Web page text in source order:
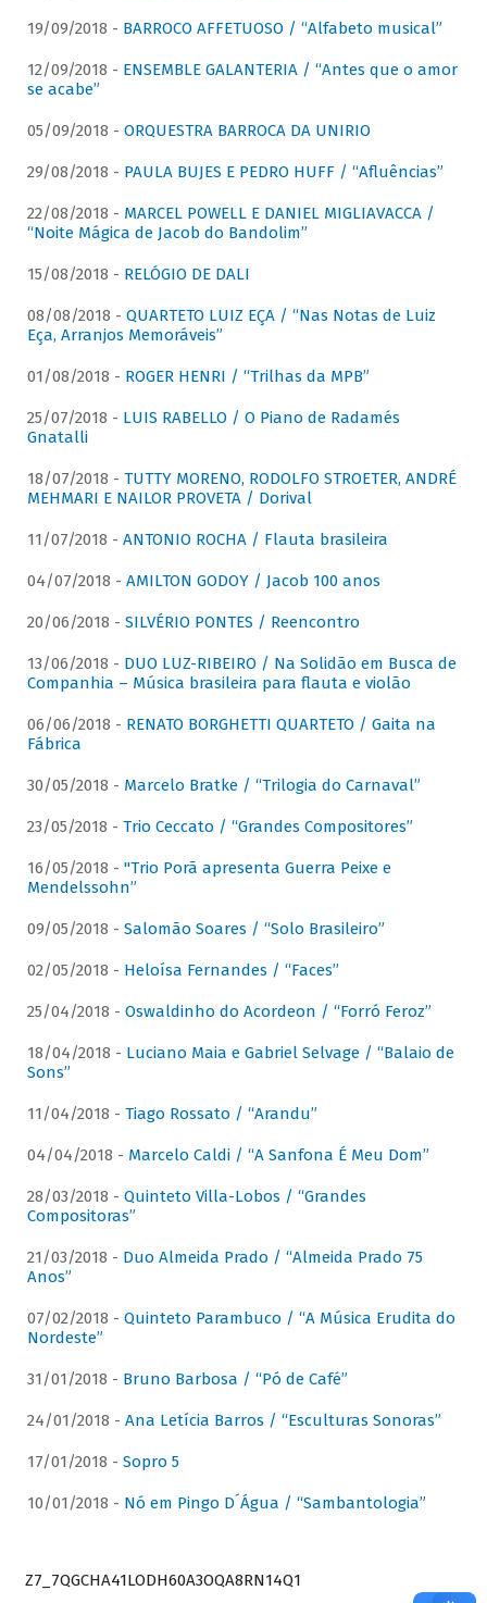
19/09/2018 - BARROCO AFFETUOSO / “Alfabeto musical”
12/09/2018 - ENSEMBLE GALANTERIA / “Antes que o amor
se acabe”
05/09/2018 - ORQUESTRA BARROCA DA UNIRIO
29/08/2018 - PAULA BUJES E PEDRO HUFF / “Afluências”
22/08/2018 - MARCEL POWELL E DANIEL MIGLIAVACCA /
“Noite Mágica de Jacob do Bandolim”
15/08/2018 - RELÓGIO DE DALI
08/08/2018 - QUARTETO LUIZ EÇA / “Nas Notas de Luiz
Eça, Arranjos Memoráveis”
01/08/2018 - ROGER HENRI / “Trilhas da MPB”
25/07/2018 - LUIS RABELLO / O Piano de Radamés
Gnatalli
18/07/2018 - TUTTY MORENO, RODOLFO STROETER, ANDRÉ
MEHMARI E NAILOR PROVETA / Dorival
11/07/2018 - ANTONIO ROCHA / Flauta brasileira
04/07/2018 - AMILTON GODOY / Jacob 100 anos
20/06/2018 - SILVÉRIO PONTES / Reencontro
13/06/2018 - DUO LUZ-RIBEIRO / Na Solidão em Busca de
Companhia – Música brasileira para flauta e violão
06/06/2018 - RENATO BORGHETTI QUARTETO / Gaita na
Fábrica
30/05/2018 - Marcelo Bratke / “Trilogia do Carnaval”
23/05/2018 - Trio Ceccato / “Grandes Compositores”
16/05/2018 - "Trio Porã apresenta Guerra Peixe e
Mendelssohn”
09/05/2018 - Salomão Soares / “Solo Brasileiro”
02/05/2018 - Heloísa Fernandes / “Faces”
25/04/2018 - Oswaldinho do Acordeon / “Forró Feroz”
18/04/2018 - Luciano Maia e Gabriel Selvage / “Balaio de
Sons”
11/04/2018 - Tiago Rossato / “Arandu”
04/04/2018 - Marcelo Caldi / “A Sanfona É Meu Dom”
28/03/2018 - Quinteto Villa-Lobos / “Grandes
Compositoras”
21/03/2018 - Duo Almeida Prado / “Almeida Prado 75
Anos”
07/02/2018 - Quinteto Parambuco / “A Música Erudita do
Nordeste”
31/01/2018 - Bruno Barbosa / “Pó de Café”
24/01/2018 - Ana Letícia Barros / “Esculturas Sonoras”
17/01/2018 - Sopro 5
10/01/2018 - Nó em Pingo D´Água / “Sambantologia”
Z7_7QGCHA41LODH60A3OQA8RN14Q1